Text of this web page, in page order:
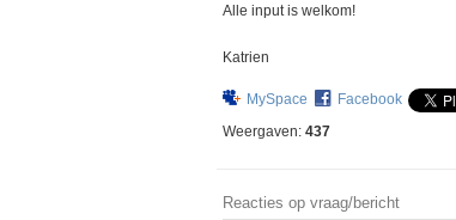
Alle input is welkom!
Katrien
MySpace
Facebook
Weergaven: 437
Reacties op vraag/bericht